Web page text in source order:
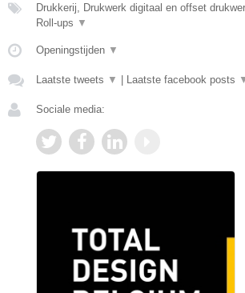
Drukkerij, Drukwerk digitaal en offset
Roll-ups ▼
Openingstijden ▼
Laatste tweets ▼ | Laatste facebook posts
Sociale media: